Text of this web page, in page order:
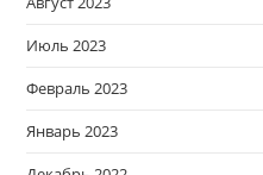
Июль 2023
Февраль 2023
Январь 2023